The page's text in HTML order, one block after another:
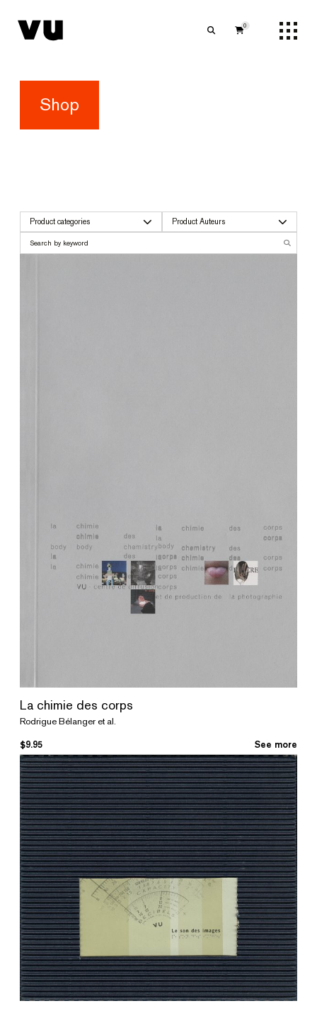
0
Shop
Product categories Product Auteurs
La chimie des corps
Rodrigue Bélanger et al.
$9.95 See more